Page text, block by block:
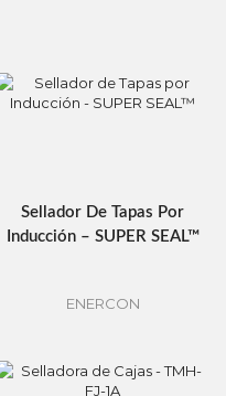
Sellador De Tapas Por
Inducción – SUPER SEAL™
ENERCON